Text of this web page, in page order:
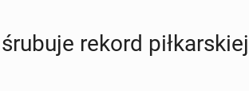
rekord pił­kar­skiej